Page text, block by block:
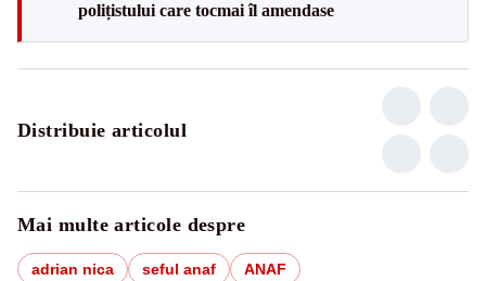
polițistului care tocmai îl amendase
Distribuie articolul
Mai multe articole despre
adrian nica seful anaf ANAF